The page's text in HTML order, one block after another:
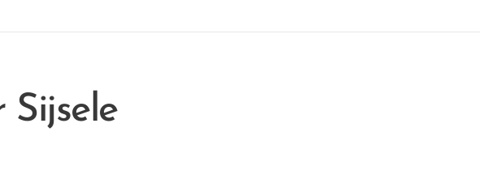
Sijsele